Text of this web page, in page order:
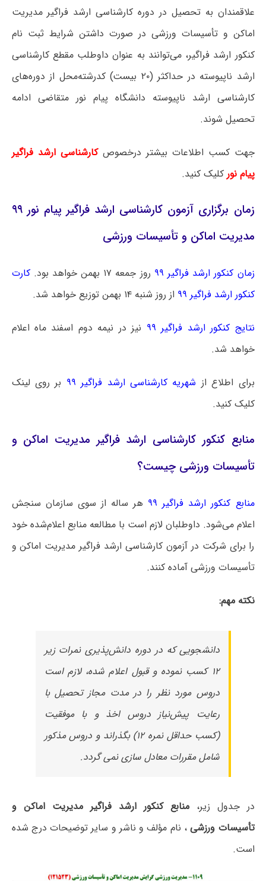
علاقمندان به تحصیل در دوره کارشناسی ارشد فراگیر مدیریت
اماکن و تأسیسات ورزشی در صورت داشتن شرایط ثبت نام
کنکور ارشد فراگیر، می‌توانند به عنوان داوطلب مقطع کارشناسی
ارشد ناپیوسته در حداکثر (۲۰ بیست) کدرشته‌محل از دوره‌های
کارشناسی ارشد ناپیوسته دانشگاه پیام نور متقاضی ادامه
تحصیل شوند.
جهت کسب اطلاعات بیشتر درخصوص کارشناسی ارشد فراگیر
پیام نورکلیک کنید.
زمان برگزاری آزمون کارشناسی ارشد فراگیر پیام نور ۹۹
مدیریت اماکن و تأسیسات ورزشی
زمان کنکور ارشد فراگیر ۹۹ روز جمعه ۱۷ بهمن خواهد بود.
کارت
کنکور ارشد فراگیر ۹۹
از روز شنبه ۱۴ بهمن توزیع خواهد شد.
نتایج کنکور ارشد فراگیر ۹۹
نیز در نیمه دوم اسفند ماه اعلام
خواهد شد.
برای اطلاع از شهریه کارشناسی ارشد فراگیر ۹۹
بر روی لینک
کلیک کنید.
منابع کنکور کارشناسی ارشد فراگیر مدیریت اماکن و
تأسیسات ورزشی چیست؟
منابع کنکور ارشد فراگیر ۹۹
هر ساله از سوی سازمان سنجش
اعلام می‌شود. داوطلبان لازم است با مطالعه منابع اعلام‌شده خود
را برای شرکت در آزمون کارشناسی ارشد فراگیر مدیریت اماکن و
تأسیسات ورزشی آماده کنند.
نکته مهم:
دانشجویی که در دوره دانش‌پذیری نمرات زیر
۱۲ کسب نموده و قبول اعلام شده، لازم است
دروس مورد نظر را در مدت مجاز تحصیل با
رعایت پیش‌نیاز دروس اخذ و با موفقیت
(کسب حداقل نمره ۱۲) بگذراند و دروس مذکور
شامل مقررات معادل سازی نمی گردد.
در جدول زیر،منابع کنکور ارشد فراگیر مدیریت اماکن و
تأسیسات ورزشی، نام مؤلف و ناشر و سایر توضیحات درج شده
است.